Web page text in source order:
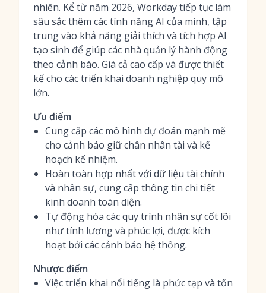
nhiên. Kể từ năm 2026, Workday tiếp tục làm
sâu sắc thêm các tính năng AI của mình, tập
trung vào khả năng giải thích và tích hợp AI
tạo sinh để giúp các nhà quản lý hành động
theo cảnh báo. Giá cả cao cấp và được thiết
kế cho các triển khai doanh nghiệp quy mô
lớn.
Ưu điểm
Cung cấp các mô hình dự đoán mạnh mẽ
cho cảnh báo giữ chân nhân tài và kế
hoạch kế nhiệm.
Hoàn toàn hợp nhất với dữ liệu tài chính
và nhân sự, cung cấp thông tin chi tiết
kinh doanh toàn diện.
Tự động hóa các quy trình nhân sự cốt lõi
như tính lương và phúc lợi, được kích
hoạt bởi các cảnh báo hệ thống.
Nhược điểm
Việc triển khai nổi tiếng là phức tạp và tốn